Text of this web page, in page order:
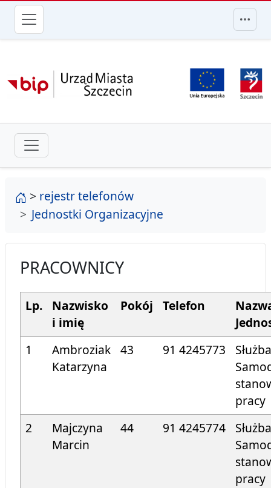
przejdź do głównego menu
strona główna
> rejestr telefonów
Jednostki Organizacyjne
PRACOWNICY
Lp.
Nazwisko
i imię
Pokój Telefon
1
Ambroziak
Katarzyna
43 91 4245773
pracy
2
Majczyna
Marcin
44 91 4245774
pracy